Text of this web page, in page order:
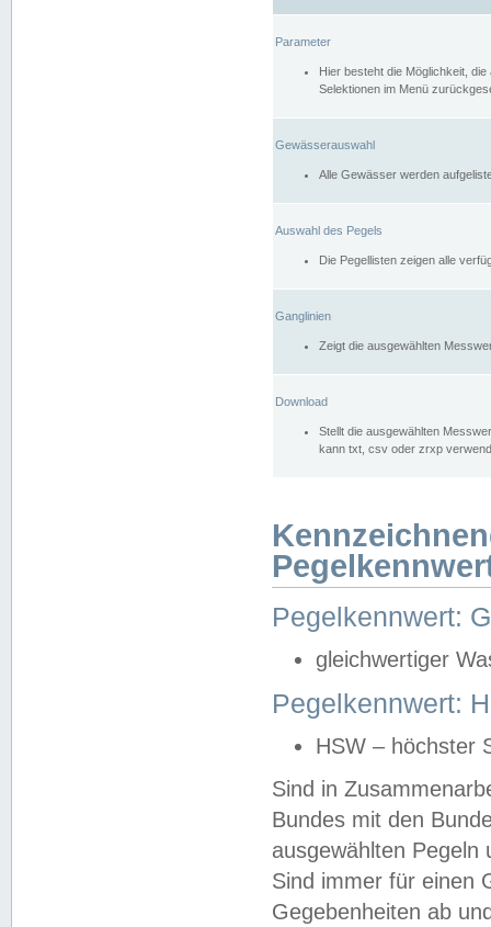
Parameter
Hier besteht die Möglichkeit,
Selektionen im Menü
Gewässerauswahl
Alle Gewässer werden
Auswahl des Pegels
Die Pegellisten zeigen alle
Ganglinien
Zeigt die ausgewählten
Download
Stellt die ausgewählten
kann txt, csv oder zrxp
Pegelkennwert:
gleichwertiger
Pegelkennwert:
HSW – höchster
Sind in
Bundes mit den
ausgewählten
Sind immer für einen
Gegebenheiten ab